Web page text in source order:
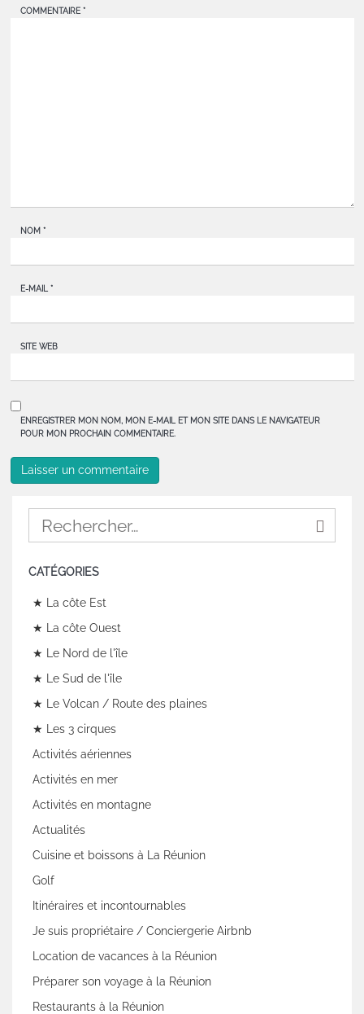
COMMENTAIRE *
NOM *
E-MAIL *
SITE WEB
ENREGISTRER MON NOM, MON E-MAIL ET MON SITE DANS LE NAVIGATEUR
POUR MON PROCHAIN COMMENTAIRE.
CATÉGORIES
★ La côte Est
★ La côte Ouest
★ Le Nord de l'île
★ Le Sud de l'île
★ Le Volcan / Route des plaines
★ Les 3 cirques
Activités aériennes
Activités en mer
Activités en montagne
Actualités
Cuisine et boissons à La Réunion
Golf
Itinéraires et incontournables
Je suis propriétaire / Conciergerie Airbnb
Location de vacances à la Réunion
Préparer son voyage à la Réunion
Restaurants à la Réunion